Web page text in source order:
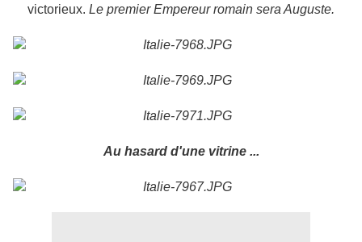
victorieux. Le premier Empereur romain sera Auguste.
Au hasard d'une vitrine ...